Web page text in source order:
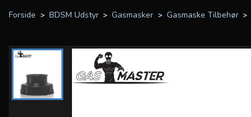
Forside BDSM Udstyr Gasmasker Gasmaske Tilbehør